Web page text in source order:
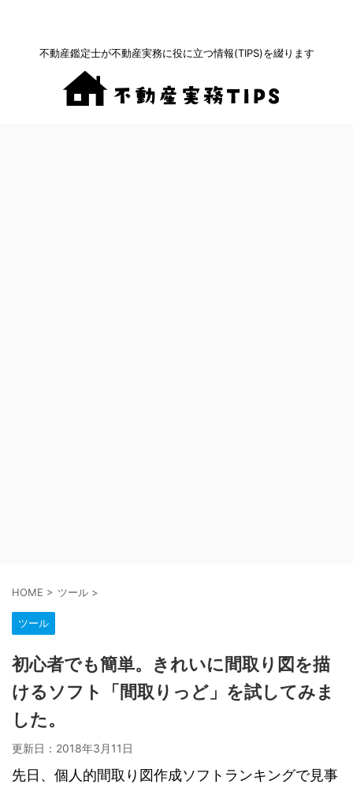
不動産鑑定士が不動産実務に役に立つ情報(TIPS)を綴ります
HOME > ツール >
ツール
初心者でも簡単。きれいに間取り図を描
けるソフト「間取りっど」を試してみま
した。
更新日： 2018年3月11日
先日、個人的間取り図作成ソフトランキングで見事